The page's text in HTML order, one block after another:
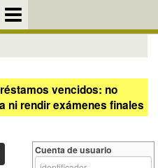
vencidos: no
ni rendir exámenes finales
Cuenta de usuario